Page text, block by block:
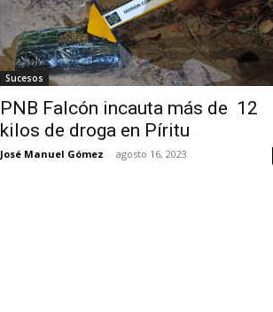
Sucesos
PNB Falcón incauta más de 12
kilos de droga en Píritu
José Manuel Gómez - agosto 16, 2023